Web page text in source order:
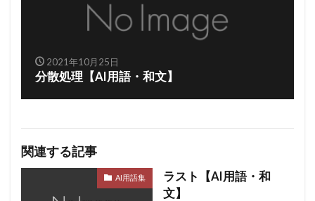
2021年10月25日
分散処理【AI用語・和文】
関連する記事
AI用語集
ラスト【AI用語・和
文】